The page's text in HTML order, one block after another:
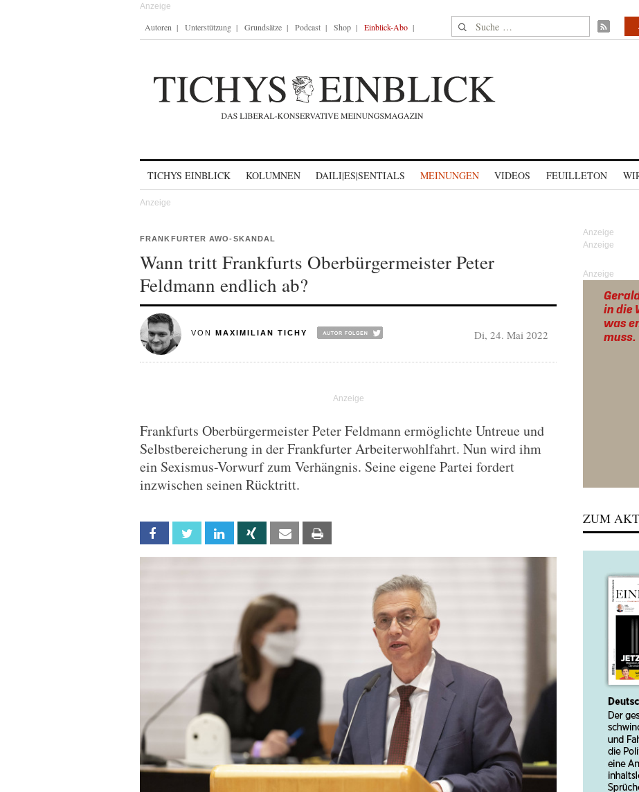
Autoren Unterstützung Grundsätze Podcast Shop Einblick-Abo Suche nach:
TICHYS EINBLICK KOLUMNEN DAILI|ES|SENTIALS MEINUNGEN VIDEOS FEUILLETON
FRANKFURTER AWO-SKANDAL
Wann tritt Frankfurts Oberbürgermeister Peter
Feldmann endlich ab?
VON MAXIMILIAN TICHY Di, 24. Mai 2022
Frankfurts Oberbürgermeister Peter Feldmann ermöglichte Untreue und
Selbstbereicherung in der Frankfurter Arbeiterwohlfahrt. Nun wird ihm
ein Sexismus-Vorwurf zum Verhängnis. Seine eigene Partei fordert
inzwischen seinen Rücktritt.
Facebook Twitter Linkedin Xing Email
Anzeige
ZUM